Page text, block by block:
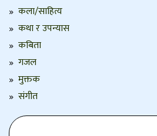
कला/साहित्य
कथा र उपन्यास
कबिता
गजल
मुक्तक
संगीत